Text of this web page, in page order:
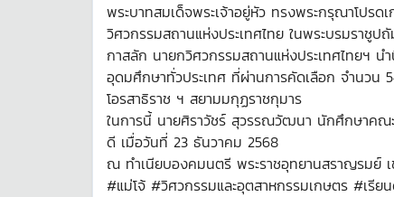
พระบาทสมเด็จพระเจ้าอยู่หัว ทรงพระกรุณาโป
วิศวกรรมสถานแห่งประเทศไทย ในพระบรมราชู
กาสลัก นายกวิศวกรรมสถานแห่งประเทศไทยฯ
อุดมศึกษาทั่วประเทศ ที่ผ่านการคัดเลือก จำนวน
โอรสาธิราช ฯ สยามมกุฏราชกุมาร
ในการนี้ นายศิราวัชร์ สุวรรณวัฒนา นักศึกษาคณะ
ดี เมื่อวันที่ 23 ธันวาคม 2568
ณ ทำเนียบองคมนตรี พระราชอุทยานสราญรมย์
#แม่โจ้ #วิศวกรรมและอุตสาหกรรมเกษตร #เรีย